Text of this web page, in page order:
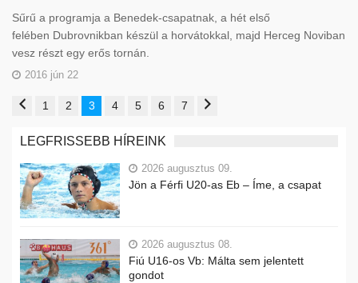
Sűrű a programja a Benedek-csapatnak, a hét első
felében Dubrovnikban készül a horvátokkal, majd Herceg Noviban
vesz részt egy erős tornán.
2016 jún 22
1 2 3 4 5 6 7
LEGFRISSEBB HÍREINK
2026 augusztus 09.
Jön a Férfi U20-as Eb – Íme, a csapat
2026 augusztus 08.
Fiú U16-os Vb: Málta sem jelentett
gondot